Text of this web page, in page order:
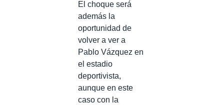
El choque será
además la
oportunidad de
volver a ver a
Pablo Vázquez en
el estadio
deportivista,
aunque en este
caso con la